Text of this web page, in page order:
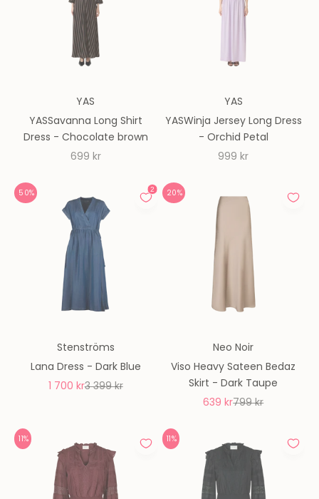
YAS
YASSavanna Long Shirt
Dress - Chocolate brown
REA-pris
699 kr
YAS
YASWinja Jersey Long Dress
- Orchid Petal
REA-pris
999 kr
50%
Stenströms
Lana Dress - Dark Blue
REA-pris
1 700 krPris
3 399 kr
20%
Neo Noir
Viso Heavy Sateen Bedaz
Skirt - Dark Taupe
REA-pris
639 krPris
799 kr
11% 11%